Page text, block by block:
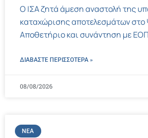
Ο ΙΣΑ ζητά άμεση αναστολή της
καταχώρισης αποτελεσμάτων
Αποθετήριο και συνάντηση με
ΔΙΑΒΑΣΤΕ ΠΕΡΙΣΣΌΤΕΡΑ »
08/08/2026
ΝΈΑ